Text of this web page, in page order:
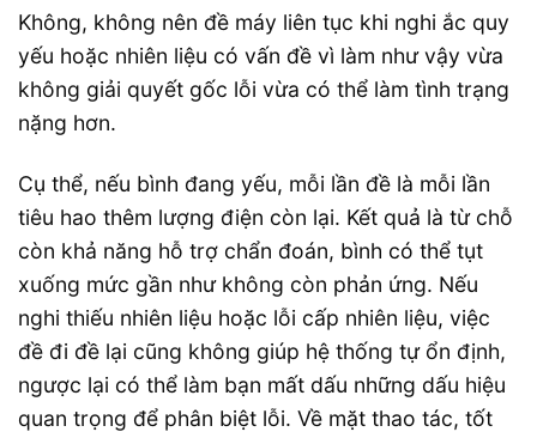
Không, không nên đề máy liên tục khi nghi ắc quy
yếu hoặc nhiên liệu có vấn đề vì làm như vậy vừa
không giải quyết gốc lỗi vừa có thể làm tình trạng
nặng hơn.
Cụ thể, nếu bình đang yếu, mỗi lần đề là mỗi lần
tiêu hao thêm lượng điện còn lại. Kết quả là từ chỗ
còn khả năng hỗ trợ chẩn đoán, bình có thể tụt
xuống mức gần như không còn phản ứng. Nếu
nghi thiếu nhiên liệu hoặc lỗi cấp nhiên liệu, việc
đề đi đề lại cũng không giúp hệ thống tự ổn định,
ngược lại có thể làm bạn mất dấu những dấu hiệu
quan trọng để phân biệt lỗi. Về mặt thao tác, tốt